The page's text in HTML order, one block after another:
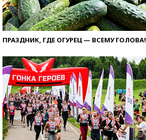
ПРАЗДНИК, ГДЕ ОГУРЕЦ — ВСЕМУ ГОЛОВА!